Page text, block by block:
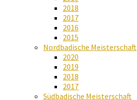
2018
2017
2016
2015
Nordbadische Meisterschaft
2020
2019
2018
2017
Südbadische Meisterschaft